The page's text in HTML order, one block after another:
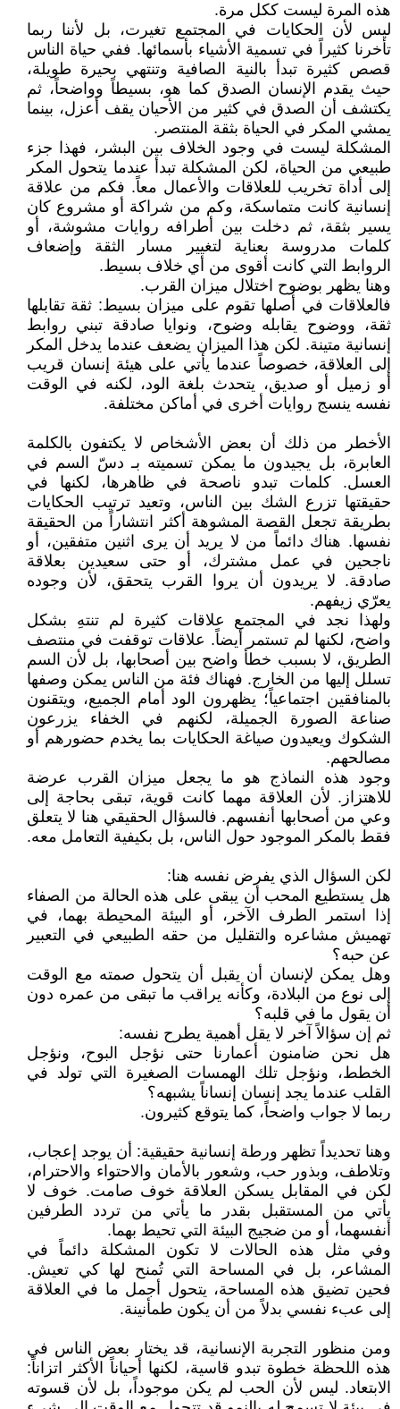
هذه المرة ليست ككل مرة.
ليس لأن الحكايات في المجتمع تغيرت، بل لأننا ربما
تأخرنا كثيراً في تسمية الأشياء بأسمائها. ففي حياة الناس
قصص كثيرة تبدأ بالنية الصافية وتنتهي بحيرة طويلة،
حيث يقدم الإنسان الصدق كما هو، بسيطاً وواضحاً، ثم
يكتشف أن الصدق في كثير من الأحيان يقف أعزل، بينما
يمشي المكر في الحياة بثقة المنتصر.
المشكلة ليست في وجود الخلاف بين البشر، فهذا جزء
طبيعي من الحياة، لكن المشكلة تبدأ عندما يتحول المكر
إلى أداة تخريب للعلاقات والأعمال معاً. فكم من علاقة
إنسانية كانت متماسكة، وكم من شراكة أو مشروع كان
يسير بثقة، ثم دخلت بين أطرافه روايات مشوشة، أو
كلمات مدروسة بعناية لتغيير مسار الثقة وإضعاف
الروابط التي كانت أقوى من أي خلاف بسيط.
وهنا يظهر بوضوح اختلال ميزان القرب.
فالعلاقات في أصلها تقوم على ميزان بسيط: ثقة تقابلها
ثقة، ووضوح يقابله وضوح، ونوايا صادقة تبني روابط
إنسانية متينة. لكن هذا الميزان يضعف عندما يدخل المكر
إلى العلاقة، خصوصاً عندما يأتي على هيئة إنسان قريب
أو زميل أو صديق، يتحدث بلغة الود، لكنه في الوقت
نفسه ينسج روايات أخرى في أماكن مختلفة.
الأخطر من ذلك أن بعض الأشخاص لا يكتفون بالكلمة
العابرة، بل يجيدون ما يمكن تسميته بـ دسّ السم في
العسل. كلمات تبدو ناصحة في ظاهرها، لكنها في
حقيقتها تزرع الشك بين الناس، وتعيد ترتيب الحكايات
بطريقة تجعل القصة المشوهة أكثر انتشاراً من الحقيقة
نفسها. هناك دائماً من لا يريد أن يرى اثنين متفقين، أو
ناجحين في عمل مشترك، أو حتى سعيدين بعلاقة
صادقة. لا يريدون أن يروا القرب يتحقق، لأن وجوده
يعرّي زيفهم.
ولهذا نجد في المجتمع علاقات كثيرة لم تنتهِ بشكل
واضح، لكنها لم تستمر أيضاً. علاقات توقفت في منتصف
الطريق، لا بسبب خطأ واضح بين أصحابها، بل لأن السم
تسلل إليها من الخارج. فهناك فئة من الناس يمكن وصفها
بالمنافقين اجتماعياً؛ يظهرون الود أمام الجميع، ويتقنون
صناعة الصورة الجميلة، لكنهم في الخفاء يزرعون
الشكوك ويعيدون صياغة الحكايات بما يخدم حضورهم أو
مصالحهم.
وجود هذه النماذج هو ما يجعل ميزان القرب عرضة
للاهتزاز. لأن العلاقة مهما كانت قوية، تبقى بحاجة إلى
وعي من أصحابها أنفسهم. فالسؤال الحقيقي هنا لا يتعلق
فقط بالمكر الموجود حول الناس، بل بكيفية التعامل معه.
لكن السؤال الذي يفرض نفسه هنا:
هل يستطيع المحب أن يبقى على هذه الحالة من الصفاء
إذا استمر الطرف الآخر، أو البيئة المحيطة بهما، في
تهميش مشاعره والتقليل من حقه الطبيعي في التعبير
عن حبه؟
وهل يمكن لإنسان أن يقبل أن يتحول صمته مع الوقت
إلى نوع من البلادة، وكأنه يراقب ما تبقى من عمره دون
أن يقول ما في قلبه؟
ثم إن سؤالاً آخر لا يقل أهمية يطرح نفسه:
هل نحن ضامنون أعمارنا حتى نؤجل البوح، ونؤجل
الخطط، ونؤجل تلك الهمسات الصغيرة التي تولد في
القلب عندما يجد إنسان إنساناً يشبهه؟
ربما لا جواب واضحاً، كما يتوقع كثيرون.
وهنا تحديداً تظهر ورطة إنسانية حقيقية: أن يوجد إعجاب،
وتلاطف، وبذور حب، وشعور بالأمان والاحتواء والاحترام،
لكن في المقابل يسكن العلاقة خوف صامت. خوف لا
يأتي من المستقبل بقدر ما يأتي من تردد الطرفين
أنفسهما، أو من ضجيج البيئة التي تحيط بهما.
وفي مثل هذه الحالات لا تكون المشكلة دائماً في
المشاعر، بل في المساحة التي تُمنح لها كي تعيش.
فحين تضيق هذه المساحة، يتحول أجمل ما في العلاقة
إلى عبء نفسي بدلاً من أن يكون طمأنينة.
ومن منظور التجربة الإنسانية، قد يختار بعض الناس في
هذه اللحظة خطوة تبدو قاسية، لكنها أحياناً الأكثر اتزاناً:
الابتعاد. ليس لأن الحب لم يكن موجوداً، بل لأن قسوته